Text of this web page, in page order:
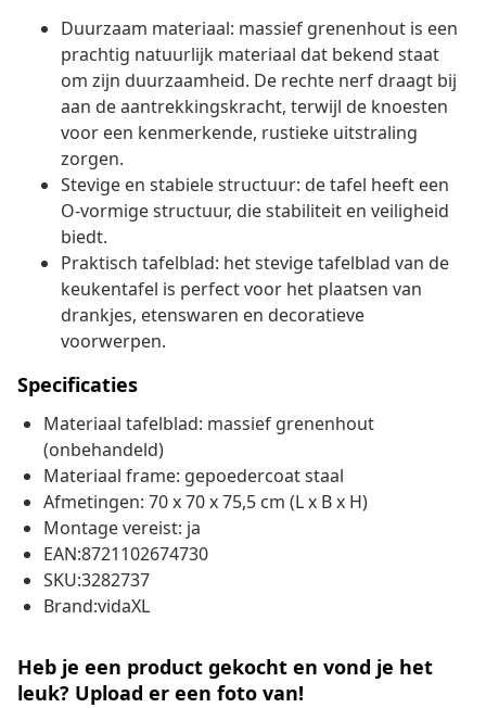
Duurzaam materiaal: massief grenenhout is een
prachtig natuurlijk materiaal dat bekend staat
om zijn duurzaamheid. De rechte nerf draagt bij
aan de aantrekkingskracht, terwijl de knoesten
voor een kenmerkende, rustieke uitstraling
zorgen.
Stevige en stabiele structuur: de tafel heeft een
O-vormige structuur, die stabiliteit en veiligheid
biedt.
Praktisch tafelblad: het stevige tafelblad van de
keukentafel is perfect voor het plaatsen van
drankjes, etenswaren en decoratieve
voorwerpen.
Specificaties
Materiaal tafelblad: massief grenenhout
(onbehandeld)
Materiaal frame: gepoedercoat staal
Afmetingen: 70 x 70 x 75,5 cm (L x B x H)
Montage vereist: ja
EAN:8721102674730
SKU:3282737
Brand:vidaXL
Heb je een product gekocht en vond je het
leuk? Upload er een foto van!